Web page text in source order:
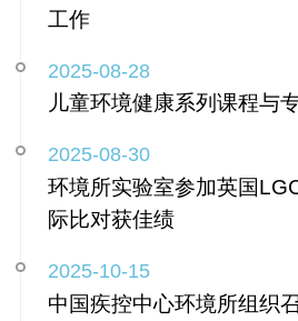
工作
2025-08-28
儿童环境健康系列课程与
2025-08-30
环境所实验室参加英国
际比对获佳绩
2025-10-15
中国疾控中心环境所组织